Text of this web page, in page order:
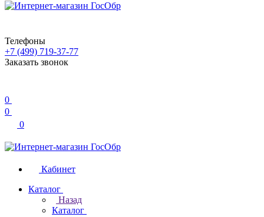
Телефоны
+7 (499) 719-37-77
Заказать звонок
0
0
0
Кабинет
Каталог
Назад
Каталог